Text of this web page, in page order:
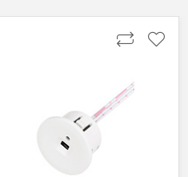
для Москвы, Московской
в любом удобном Вам банке.